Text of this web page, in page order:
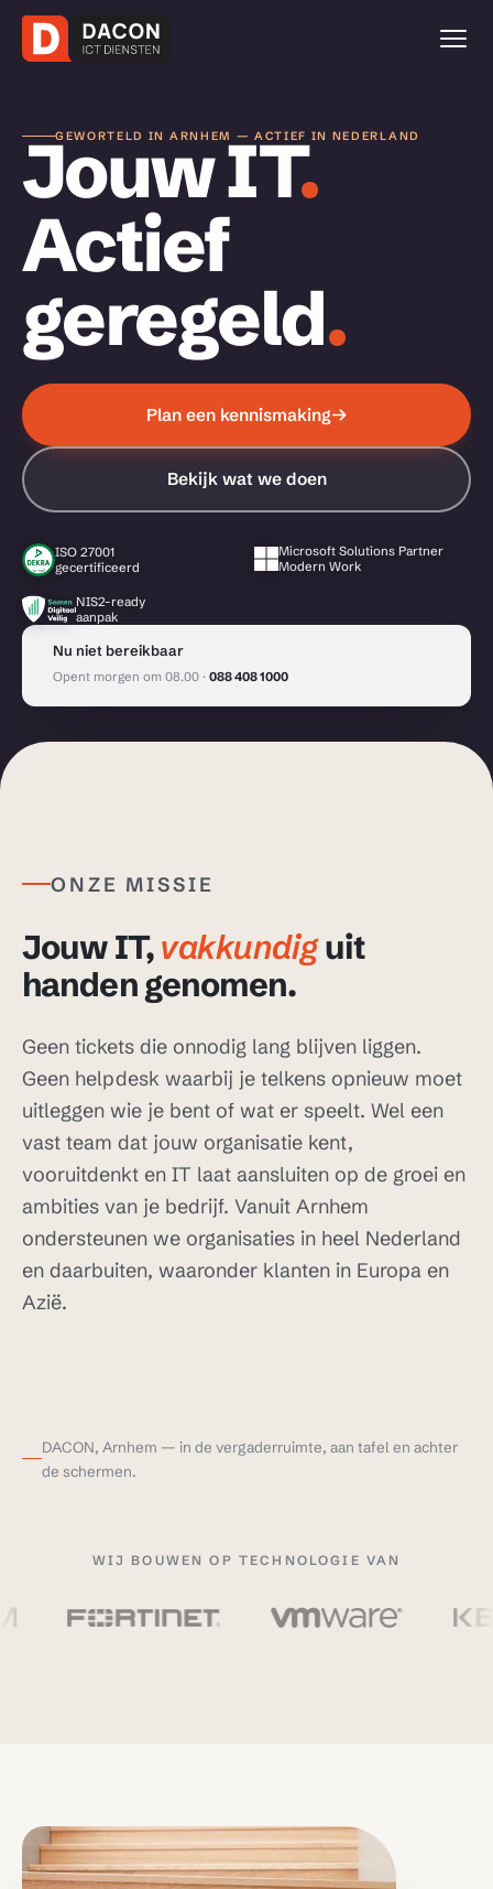
GEWORTELD IN ARNHEM — ACTIEF IN NEDERLAND
Jouw IT.
Actief
geregeld.
Plan een kennismaking
Bekijk wat we doen
ISO 27001
gecertificeerd
Microsoft Solutions Partner
Modern Work
NIS2-ready
aanpak
Nu niet bereikbaar
Opent morgen om 08.00 · 088 408 1000
ONZE MISSIE
Jouw IT,vakkundiguit
handen genomen.
Geen tickets die onnodig lang blijven liggen.
Geen helpdesk waarbij je telkens opnieuw moet
uitleggen wie je bent of wat er speelt. Wel een
vast team dat jouw organisatie kent,
vooruitdenkt en IT laat aansluiten op de groei en
ambities van je bedrijf. Vanuit Arnhem
ondersteunen we organisaties in heel Nederland
en daarbuiten, waaronder klanten in Europa en
Azië.
DACON, Arnhem — in de vergaderruimte, aan tafel en achter
de schermen.
WIJ BOUWEN OP TECHNOLOGIE VAN